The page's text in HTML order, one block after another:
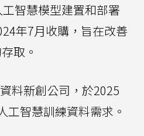
智慧模型建置和部署
年7月收購，旨在改善
取。
料新創公司，於2025
工智慧訓練資料需求。